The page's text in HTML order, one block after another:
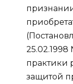
25.02.1998
практики
защитой